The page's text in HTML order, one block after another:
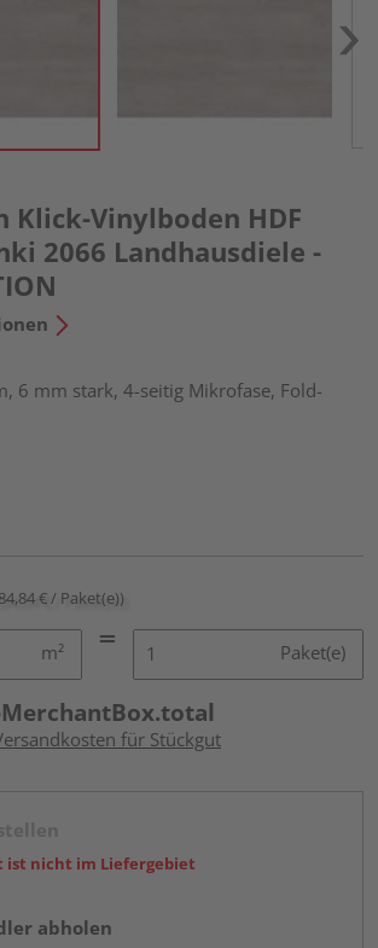
Klick-Vinylboden HDF
2066 Landhausdiele -
6 mm stark, 4-seitig Mikrofase, Fold-
€ / Paket(e))
m² Paket(e)
für Stückgut
ist nicht im Liefergebiet
abholen